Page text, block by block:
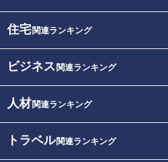
住宅関連ランキング
ビジネス 関連ランキング
人材関連ランキング
トラベル関連ランキング